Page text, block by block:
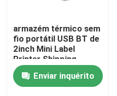
Fale Conosco
notícias
armazém térmico sem
fio portátil USB BT de
2inch Mini Label
Printer Shipping
Exrpress
Enviar inquérito